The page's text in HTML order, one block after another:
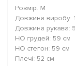
Розмір: M
Довжина виробу:
Довжина рукава:
НО грудей: 59 см
НО стегон: 59 см
Плечі: 52 см